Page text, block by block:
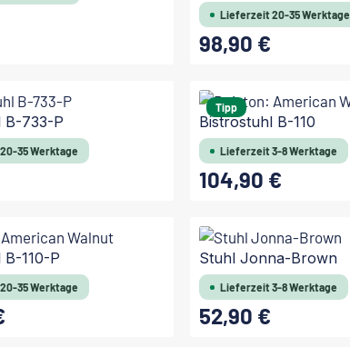
Lieferzeit 20-35 Werktage
Regulärer Preis:
98,90 €
B-733-P
35 Werktage
Tipp
Bistrostuhl B-110
Lieferzeit 3-8 Werktage
Regulärer Preis:
104,90 €
110-P
35 Werktage
Stuhl Jonna-Brown
Lieferzeit 3-8 Werktage
Regulärer Preis:
52,90 €